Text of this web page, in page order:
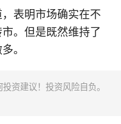
表明市场确实在不
。但是既然维持了
。
资建议！投资风险自负。